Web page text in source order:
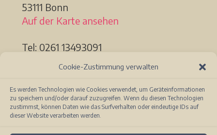
Cookie-Zustimmung verwalten
Es werden Technologien wie Cookies verwendet, um Geräteinformationen
zu speichern und/oder darauf zuzugreifen. Wenn du diesen Technologien
zustimmst, können Daten wie das Surfverhalten oder eindeutige IDs auf
dieser Website verarbeiten werden.
53111 Bonn
Auf der Karte ansehen
Tel: 0261 13493091
Auf der Karte ansehen